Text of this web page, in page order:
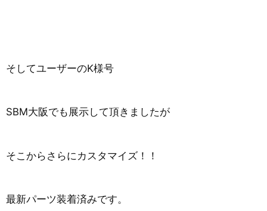
そしてユーザーのK様号
SBM大阪でも展示して頂きましたが
そこからさらにカスタマイズ！！
最新パーツ装着済みです。